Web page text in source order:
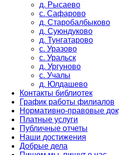
д. Рысаево
с. Сафарово
д. Старобалбыково
д. Суюндуково
д. Тунгатарово
с. Уразово
с. Уральск
д. Ургуново
с. Учалы
д. Юлдашево
Контакты библиотек
График работы филиалов
Нормативно-правовые
Платные услуги
Публичные отчеты
Наши достижения
Добрые дела